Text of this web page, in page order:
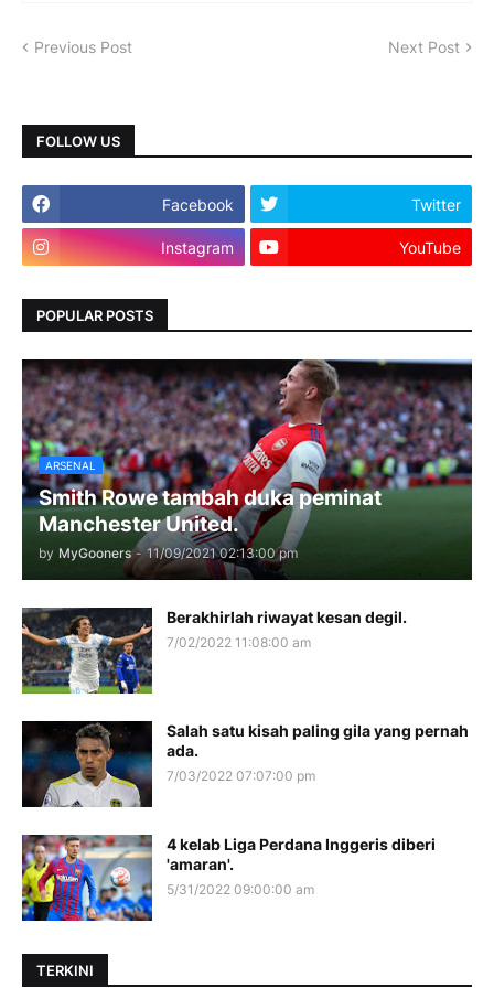
Previous Post Next Post
FOLLOW US
Facebook Twitter
Instagram YouTube
POPULAR POSTS
ARSENAL
Smith Rowe tambah duka peminat
Manchester United.
by MyGooners - 11/09/2021 02:13:00 pm
Berakhirlah riwayat kesan degil.
7/02/2022 11:08:00 am
Salah satu kisah paling gila yang pernah
ada.
7/03/2022 07:07:00 pm
4 kelab Liga Perdana Inggeris diberi
'amaran'.
5/31/2022 09:00:00 am
TERKINI